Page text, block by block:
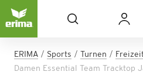
ERIMA Sports Turnen
Damen Essential Team Tracktop